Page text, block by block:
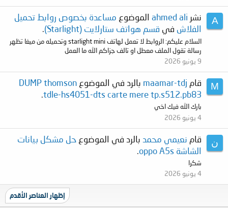
A نشر ahmed ali الموضوع مساعدة بخصوص روابط تحميل
الفلاش في قسم هواتف ستارلايت (Starlight) .
السلام عليكم: الروابط لا تعمل لهاتف starlight mini وتحميله من ميغا تظهر
رسالة تقول الملف معطل او تالف جزاكم الله ما العمل
9 يونيو 2026
M قام maamar-tdj بالرد في الموضوع DUMP thomson
tdle-hs4051-dts carte mere tp.s512.pb83
.
بارك الله فيك اخي
4 يونيو 2026
ن قام نعيمي محمد بالرد في الموضوع حل مشكل بيانات
الشاشة oppo A5s
.
شكرا
4 يونيو 2026
إظهار العناصر الأقدم